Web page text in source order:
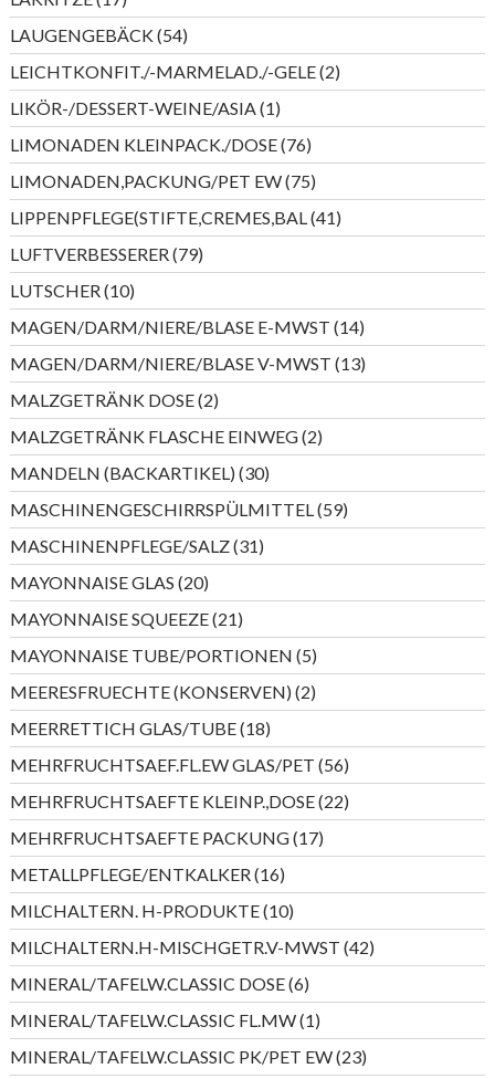
Produkte
LAUGENGEBÄCK 5454
Produkte
LEICHTKONFIT./-MARMELAD./-GELE 22
Produkte
LIKÖR-/DESSERT-WEINE/ASIA 11
Produkt
LIMONADEN KLEINPACK./DOSE 7676
Produkte
LIMONADEN,PACKUNG/PET EW 7575
Produkte
LIPPENPFLEGE(STIFTE,CREMES,BAL 4141
Produkte
LUFTVERBESSERER 7979
Produkte
LUTSCHER 1010
Produkte
MAGEN/DARM/NIERE/BLASE E-MWST 1414
Produkte
MAGEN/DARM/NIERE/BLASE V-MWST 1313
Produkte
MALZGETRÄNK DOSE 22
Produkte
MALZGETRÄNK FLASCHE EINWEG 22
Produkte
MANDELN (BACKARTIKEL) 3030
Produkte
MASCHINENGESCHIRRSPÜLMITTEL 5959
Produkte
MASCHINENPFLEGE/SALZ 3131
Produkte
MAYONNAISE GLAS 2020
Produkte
MAYONNAISE SQUEEZE 2121
Produkte
MAYONNAISE TUBE/PORTIONEN 55
Produkte
MEERESFRUECHTE (KONSERVEN) 22
Produkte
MEERRETTICH GLAS/TUBE 1818
Produkte
MEHRFRUCHTSAEF.FL.EW GLAS/PET 5656
Produkte
MEHRFRUCHTSAEFTE KLEINP.,DOSE 2222
Produkte
MEHRFRUCHTSAEFTE PACKUNG 1717
Produkte
METALLPFLEGE/ENTKALKER 1616
Produkte
MILCHALTERN. H-PRODUKTE 1010
Produkte
MILCHALTERN.H-MISCHGETR.V-MWST 4242
Produkte
MINERAL/TAFELW.CLASSIC DOSE 66
Produkte
MINERAL/TAFELW.CLASSIC FL.MW 11
Produkt
MINERAL/TAFELW.CLASSIC PK/PET EW 2323